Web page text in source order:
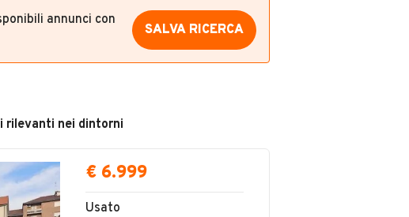
annunci con
SALVA RICERCA
rilevanti nei dintorni
€ 6.999
Usato